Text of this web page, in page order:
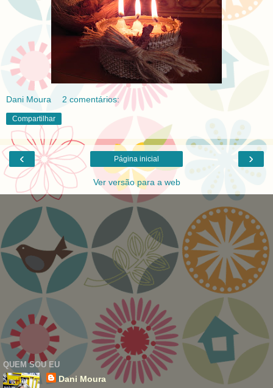
Dani Moura 2 comentários:
Compartilhar
‹ ›
Página inicial
Ver versão para a web
QUEM SOU EU
Dani Moura